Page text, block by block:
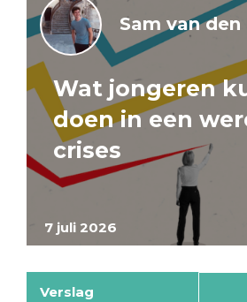
7 juli 2026
Sam van
Wat jongeren
doen in een
crises
Verslag